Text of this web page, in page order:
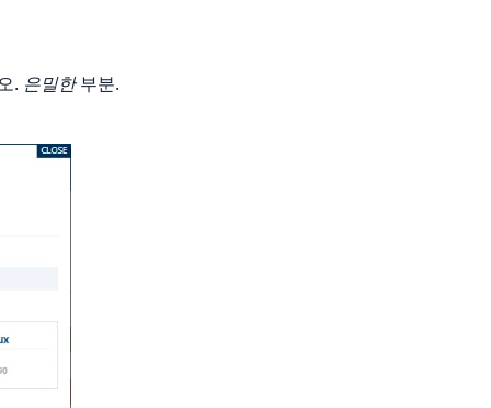
. 은밀한부분.